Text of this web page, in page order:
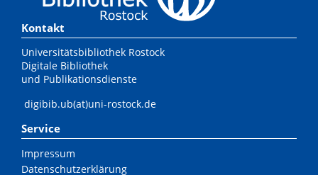
Kontakt
Universitätsbibliothek Rostock
Digitale Bibliothek
und Publikationsdienste
digibib.ub(at)uni-rostock.de
Service
Impressum
Datenschutzerklärung